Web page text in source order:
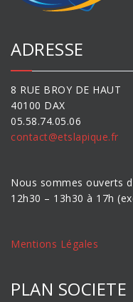
ADRESSE
8 RUE BROY DE HAUT
40100 DAX
05.58.74.05.06
contact@etslapique.fr
Nous sommes ouverts
12h30 – 13h30 à 17h
Mentions Légales
PLAN SOCIETE